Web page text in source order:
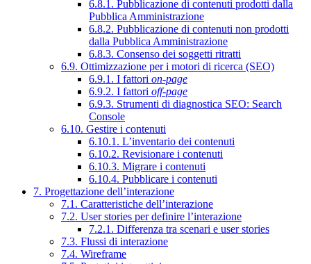
6.8.1. Pubblicazione di contenuti prodotti dalla
Pubblica Amministrazione
6.8.2. Pubblicazione di contenuti non prodotti
dalla Pubblica Amministrazione
6.8.3. Consenso dei soggetti ritratti
6.9. Ottimizzazione per i motori di ricerca (SEO)
6.9.1. I fattori on-page
6.9.2. I fattori off-page
6.9.3. Strumenti di diagnostica SEO: Search
Console
6.10. Gestire i contenuti
6.10.1. L’inventario dei contenuti
6.10.2. Revisionare i contenuti
6.10.3. Migrare i contenuti
6.10.4. Pubblicare i contenuti
7. Progettazione dell’interazione
7.1. Caratteristiche dell’interazione
7.2. User stories per definire l’interazione
7.2.1. Differenza tra scenari e user stories
7.3. Flussi di interazione
7.4. Wireframe